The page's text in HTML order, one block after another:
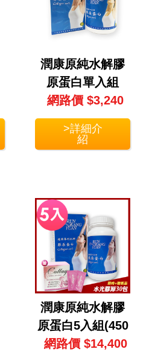
潤康原純水解膠
原蛋白單入組
(450公克/瓶)
網路價 $3,240
>詳細介
紹
潤康原純水解膠
原蛋白5入組(450
公克/瓶X5瓶)
網路價 $14,400